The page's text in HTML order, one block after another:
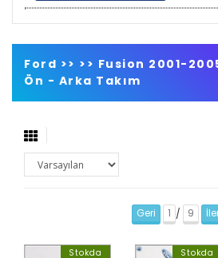
Ford >> >> Fusion 2001-
Ön - Arka Takım
Geri 1 / 9
Stokda Stokda